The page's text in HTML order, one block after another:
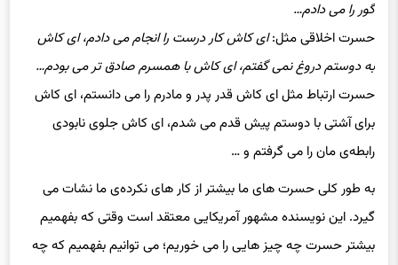
حسرت اخلاقی مثل:
به دوستم دروغ نمی گفتم، ای کاش با همسرم صادق تر می بودم…
حسرت ارتباط مثل ای کاش قدر پدر و مادرم را می دانستم، ای کاش
برای آشتی با دوستم پیش قدم می شدم، ای کاش جلوی نابودی
رابطه‌ی مان را می گرفتم و …
به طور کلی حسرت های ما بیشتر از کار های نکرده‌ی ما نشات می
گیرد. این نویسنده مشهور آمریکایی معتقد است وقتی که بفهمیم
بیشتر حسرت چه چیز هایی را می خوریم؛ می توانیم بفهمیم که چه
چیزهایی برای ما بیشترین ارزش را دارند. هر کدام از این حسرت ها